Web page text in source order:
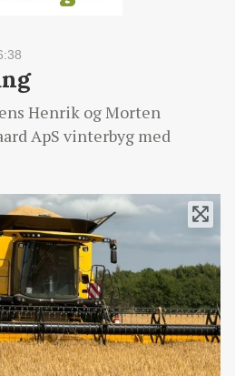
Henrik og Morten
ApS vinterbyg med